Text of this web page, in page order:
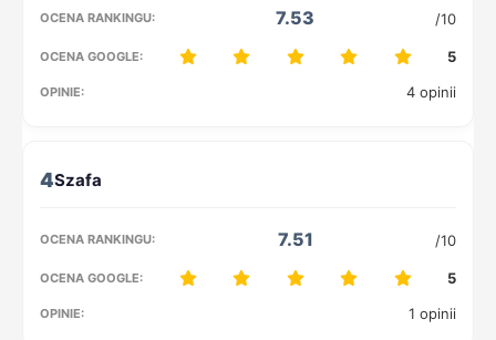
7.53 /10
5
4 opinii
4
7.51 /10
5
1 opinii